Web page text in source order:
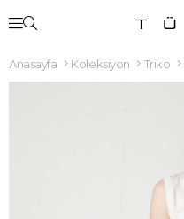
Anasayfa Koleksiyon Triko